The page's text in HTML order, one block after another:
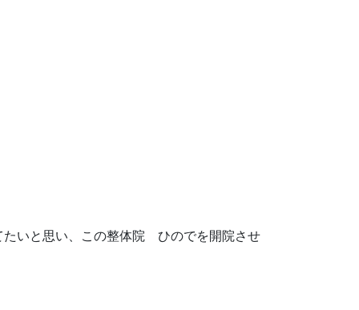
たいと思い、この整体院 ひのでを開院させ